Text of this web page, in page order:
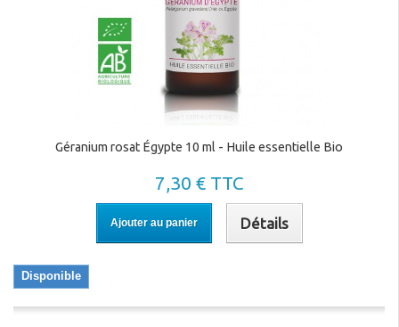
Géranium rosat Égypte 10 ml - Huile essentielle Bio
7,30 € TTC
Ajouter au panier Détails
Disponible